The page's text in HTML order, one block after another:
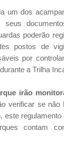
um dos
seus
poderão
postos de
por
a Trilha
irão
verificar se não
este
contam